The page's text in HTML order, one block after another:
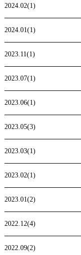
2024.02(1)
2024.01(1)
2023.11(1)
2023.07(1)
2023.06(1)
2023.05(3)
2023.03(1)
2023.02(1)
2023.01(2)
2022.12(4)
2022.09(2)